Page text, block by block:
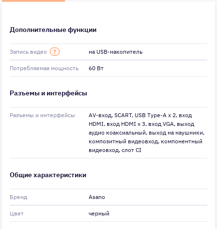
Дополнительные функции
Запись видео ? на USB-накопитель
Потребляемая мощность 60 Вт
Разъемы и интерфейсы
Разъемы и интерфейсы
AV-вход, SCART, USB Type-A x 2, вход
HDMI, вход HDMI x 3, вход VGA, выход
аудио коаксиальный, выход на наушники,
композитный видеовход, компонентный
видеовход, слот CI
Общие характеристики
Бренд Asano
Цвет черный